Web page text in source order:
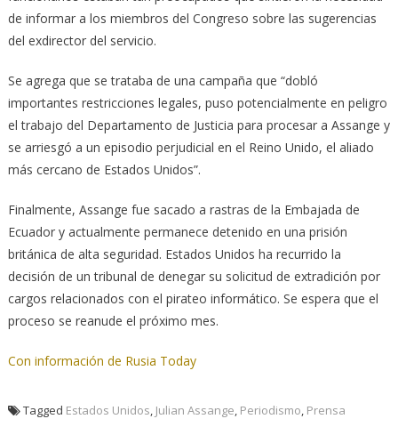
de informar a los miembros del Congreso sobre las sugerencias
del exdirector del servicio.
Se agrega que se trataba de una campaña que “dobló
importantes restricciones legales, puso potencialmente en peligro
el trabajo del Departamento de Justicia para procesar a Assange y
se arriesgó a un episodio perjudicial en el Reino Unido, el aliado
más cercano de Estados Unidos”.
Finalmente, Assange fue sacado a rastras de la Embajada de
Ecuador y actualmente permanece detenido en una prisión
británica de alta seguridad. Estados Unidos ha recurrido la
decisión de un tribunal de denegar su solicitud de extradición por
cargos relacionados con el pirateo informático. Se espera que el
proceso se reanude el próximo mes.
Con información de Rusia Today
Tagged Estados Unidos Julian Assange Periodismo Prensa